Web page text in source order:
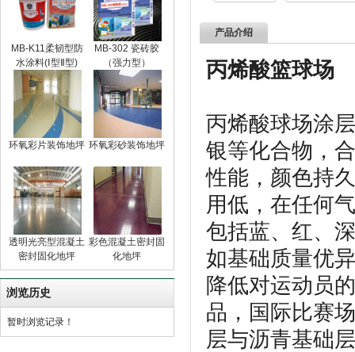
MB-K11柔韧型防
水涂料(Ⅰ型Ⅱ型)
MB-302 瓷砖胶
（强力型）
环氧彩片装饰地坪 环氧彩砂装饰地坪
透明光亮型混凝土
密封固化地坪
彩色混凝土密封固
化地坪
浏览历史
暂时浏览记录！
产品介绍
丙烯酸篮球场
丙烯酸球场涂
银等化合物，
性能，颜色持
用低，在任何
包括蓝、红、
如基础质量优
降低对运动员
品，国际比赛
层与沥青基础